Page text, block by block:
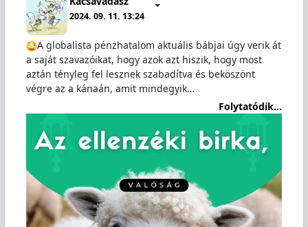
2024. 09. 11. 13:24
A globalista pénzhatalom aktuális bábjai úgy verik át
a saját szavazóikat, hogy azok azt hiszik, hogy most
aztán tényleg fel lesznek szabadítva és beköszönt
végre az a kánaán, amit mindegyik…
Folytatódik...